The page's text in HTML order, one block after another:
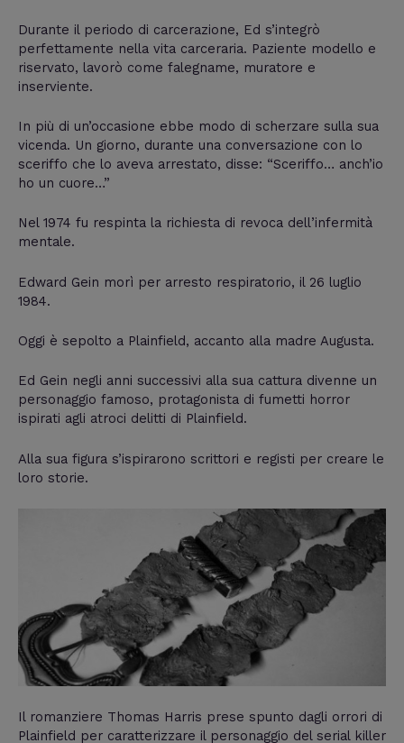
Durante il periodo di carcerazione, Ed s’integrò
perfettamente nella vita carceraria. Paziente modello e
riservato, lavorò come falegname, muratore e
inserviente.
In più di un’occasione ebbe modo di scherzare sulla sua
vicenda. Un giorno, durante una conversazione con lo
sceriffo che lo aveva arrestato, disse: “Sceriffo… anch’io
ho un cuore…”
Nel 1974 fu respinta la richiesta di revoca dell’infermità
mentale.
Edward Gein morì per arresto respiratorio, il 26 luglio
1984.
Oggi è sepolto a Plainfield, accanto alla madre Augusta.
Ed Gein negli anni successivi alla sua cattura divenne un
personaggio famoso, protagonista di fumetti horror
ispirati agli atroci delitti di Plainfield.
Alla sua figura s’ispirarono scrittori e registi per creare le
loro storie.
Il romanziere Thomas Harris prese spunto dagli orrori di
Plainfield per caratterizzare il personaggio del serial killer